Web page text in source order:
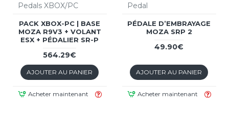
Pedals XBOX/PC
PACK XBOX-PC | BASE
MOZA R9V3 + VOLANT
ESX + PÉDALIER SR-P
564.29€
AJOUTER AU PANIER
Acheter maintenant
Pedal
PÉDALE D’EMBRAYAGE
MOZA SRP 2
49.90€
AJOUTER AU PANIER
Acheter maintenant